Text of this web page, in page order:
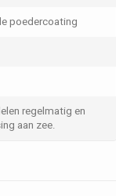
poedercoating
regelmatig en
aan zee.